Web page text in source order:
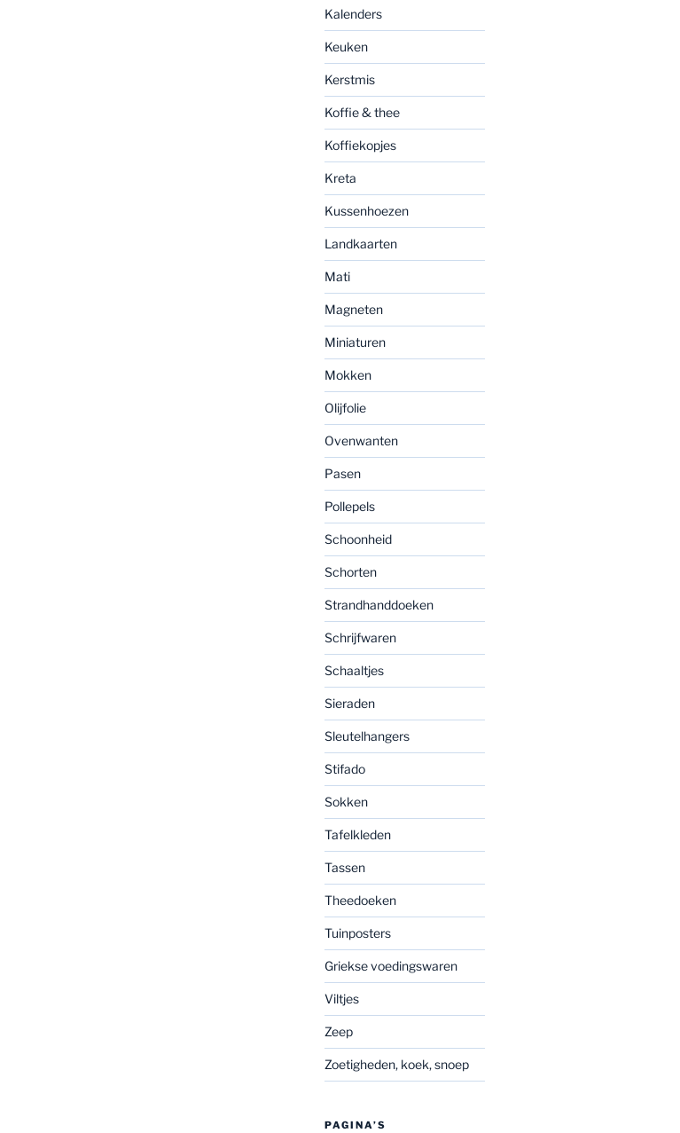
Kalenders
Keuken
Kerstmis
Koffie & thee
Koffiekopjes
Kreta
Kussenhoezen
Landkaarten
Mati
Magneten
Miniaturen
Mokken
Olijfolie
Ovenwanten
Pasen
Pollepels
Schoonheid
Schorten
Strandhanddoeken
Schrijfwaren
Schaaltjes
Sieraden
Sleutelhangers
Stifado
Sokken
Tafelkleden
Tassen
Theedoeken
Tuinposters
Griekse voedingswaren
Viltjes
Zeep
Zoetigheden, koek, snoep
PAGINA’S